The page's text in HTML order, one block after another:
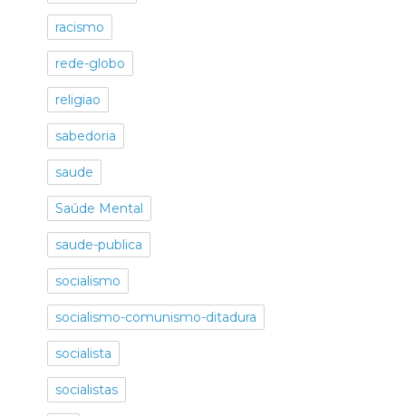
racismo
rede-globo
religiao
sabedoria
saude
Saúde Mental
saude-publica
socialismo
socialismo-comunismo-ditadura
socialista
socialistas